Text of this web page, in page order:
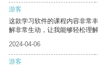
游客
这款学习软件的课程内容非常
解非常生动，让我能够轻松理解
2024-04-06
游客